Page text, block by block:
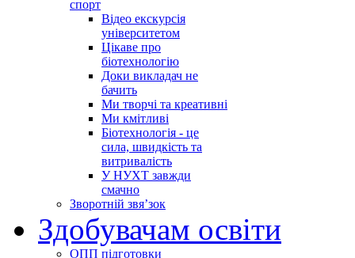
спорт
Відео екскурсія
університетом
Цікаве про
біотехнологію
Доки викладач не
бачить
Ми творчі та креативні
Ми кмітливі
Біотехнологія - це
сила, швидкість та
витривалість
У НУХТ завжди
смачно
Зворотній звя’зок
Здобувачам освіти
ОПП підготовки